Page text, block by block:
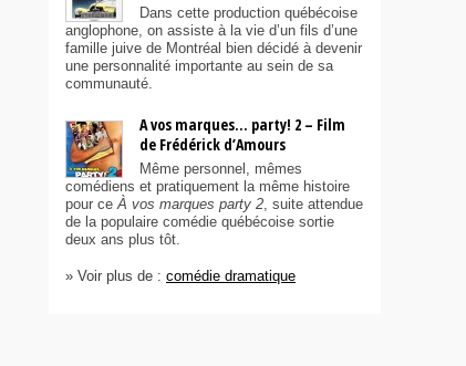
Dans cette production québécoise
anglophone, on assiste à la vie d’un fils d’une
famille juive de Montréal bien décidé à devenir
une personnalité importante au sein de sa
communauté.
A vos marques… party! 2 – Film
de Frédérick d’Amours
Même personnel, mêmes
comédiens et pratiquement la même histoire
pour ce À vos marques party 2 , suite attendue
de la populaire comédie québécoise sortie
deux ans plus tôt.
» Voir plus de : comédie dramatique